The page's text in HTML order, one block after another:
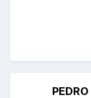
PEDRO